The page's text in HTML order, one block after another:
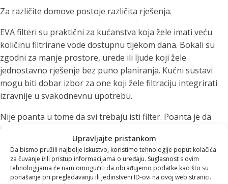
Upravljajte pristankom
Da bismo pružili najbolje iskustvo, koristimo tehnologije poput kolačića
za čuvanje i/ili pristup informacijama o uređaju. Suglasnost s ovim
tehnologijama će nam omogućiti da obrađujemo podatke kao što su
ponašanje pri pregledavanju ili jedinstveni ID-ovi na ovoj web stranici.
Za različite domove postoje različita rješenja.
EVA filteri su praktični za kućanstva koja žele imati veću
količinu filtrirane vode dostupnu tijekom dana. Bokali su
zgodni za manje prostore, urede ili ljude koji žele
jednostavno rješenje bez puno planiranja. Kućni sustavi
mogu biti dobar izbor za one koji žele filtraciju integrirati
izravnije u svakodnevnu upotrebu.
Nije poanta u tome da svi trebaju isti filter. Poanta je da
filtracija može postati dio rutine, bez velikog cirkusa.
Natočiš. Pričekaš. Piješ.
Nema nošenja paketa.
Nema praznih boca koje čekaju “samo da ih netko odnese”.